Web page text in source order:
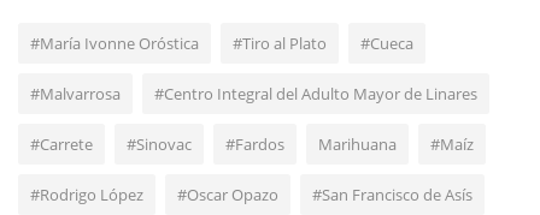
#María Ivonne Oróstica #Tiro al Plato #Cueca
#Malvarrosa #Centro Integral del Adulto Mayor de Linares
#Carrete #Sinovac #Fardos Marihuana #Maíz
#Rodrigo López #Oscar Opazo #San Francisco de Asís